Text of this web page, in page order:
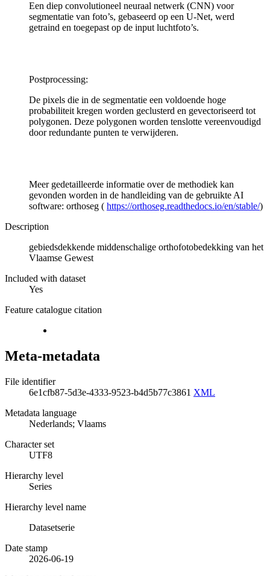
Een diep convolutioneel neuraal netwerk (CNN) voor
segmentatie van foto’s, gebaseerd op een U-Net, werd
getraind en toegepast op de input luchtfoto’s.
Postprocessing:
De pixels die in de segmentatie een voldoende hoge
probabiliteit kregen worden geclusterd en gevectoriseerd tot
polygonen. Deze polygonen worden tenslotte vereenvoudigd
door redundante punten te verwijderen.
Meer gedetailleerde informatie over de methodiek kan
gevonden worden in de handleiding van de gebruikte AI
software: orthoseg ( https://orthoseg.readthedocs.io/en/stable/)
Description
gebiedsdekkende middenschalige orthofotobedekking van het
Vlaamse Gewest
Included with dataset
Yes
Feature catalogue citation
Meta-metadata
File identifier
6e1cfb87-5d3e-4333-9523-b4d5b77c3861 XML
Metadata language
Nederlands; Vlaams
Character set
UTF8
Hierarchy level
Series
Hierarchy level name
Datasetserie
Date stamp
2026-06-19